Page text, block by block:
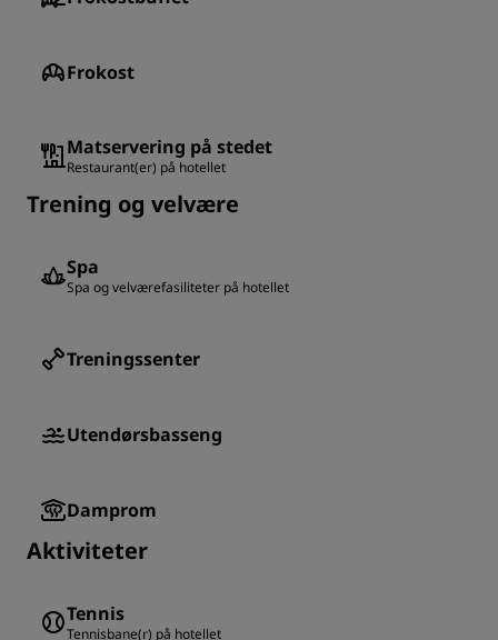
Frokost
Matservering på stedet
Restaurant(er) på hotellet
Trening og velvære
Spa
Spa og velværefasiliteter på hotellet
Treningssenter
Utendørsbasseng
Damprom
Aktiviteter
Tennis
Tennisbane(r) på hotellet